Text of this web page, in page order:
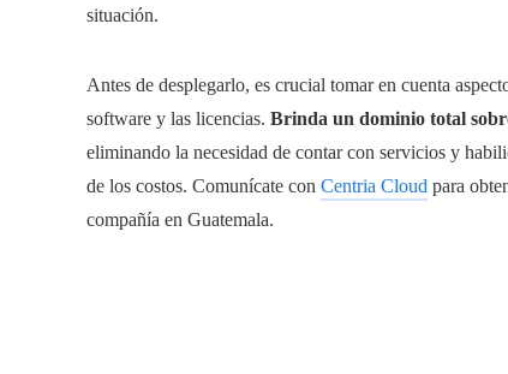
situación.
Antes de desplegarlo, es crucial tomar en cuenta
software y las licencias. Brinda un dominio total
eliminando la necesidad de contar con servicios y
de los costos. Comunícate con Centria Cloud para
compañía en Guatemala.